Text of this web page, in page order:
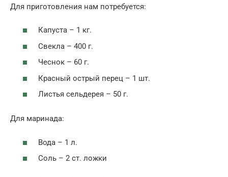
Для приготовления нам потребуется:
Капуста – 1 кг.
Свекла – 400 г.
Чеснок – 60 г.
Красный острый перец – 1 шт.
Листья сельдерея – 50 г.
Для маринада:
Вода – 1 л.
Соль – 2 ст. ложки